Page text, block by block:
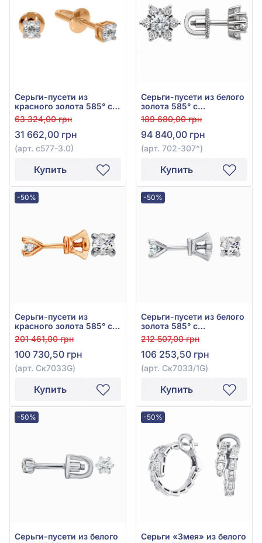
Серьги-пусети из
красного золота 585° с
бриллиантами 0,22ct,
арт. с577-3.0
63 324,00 грн
31 662,00 грн
(арт. с577-3.0)
Купить
Серьги-пусети из белого
золота 585° с
бриллиантом 0,49ct, арт.
702-307
189 680,00 грн
94 840,00 грн
(арт. 702-307^)
Купить
-50%
Серьги-пусети из
красного золота 585° с
бриллиантом 0,8ct, арт.
Ск7033G
201 461,00 грн
100 730,50 грн
(арт. Ск7033G)
Купить
-50%
Серьги-пусети из белого
золота 585° с
бриллиантом 0,81ct, арт.
Ск7033/1G
212 507,00 грн
106 253,50 грн
(арт. Ск7033/1G)
Купить
-50%
Серьги-пусети из белого
-50%
Серьги «Змея» из белого